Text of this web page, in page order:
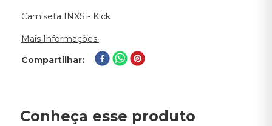
Camiseta INXS - Kick
Mais Informações.
Compartilhar
Conheça esse produto